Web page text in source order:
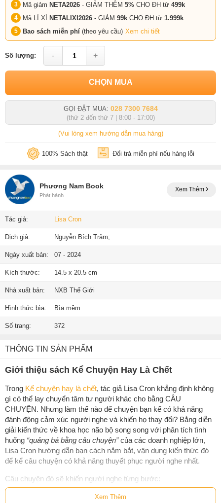
Mã giảm NETA2026 - GIẢM THÊM 5% CHO ĐH từ 499k
Mã LÌ XÌ NETALIXI2026 - GIẢM 99k CHO ĐH từ 1.999k
Bao sách miễn phí (theo yêu cầu) Xem chi tiết
Số lượng: - +
CHỌN MUA
GỌI ĐẶT MUA: 028 7300 7684
(thứ 2 đến thứ 7 | 8:00 - 17:00)
(Vui lòng xem hướng dẫn mua hàng)
100% Sách thật Đổi trả miễn phí nếu hàng lỗi
Phương Nam Book
Phát hành
Xem Thêm
Tác giả: Lisa Cron
Dịch giả: Nguyễn Bích Trâm;
Ngày xuất bản: 07 - 2024
Kích thước: 14.5 x 20.5 cm
Nhà xuất bản: NXB Thế Giới
Hình thức bìa: Bìa mềm
Số trang: 372
THÔNG TIN SẢN PHẨM
Giới thiệu sách Kể Chuyện Hay Là Chết
Trong Kể chuyện hay là chết, tác giả Lisa Cron khẳng định không
gì có thể lay chuyển tâm tư người khác cho bằng CÂU
CHUYỆN. Nhưng làm thế nào để chuyện bạn kể có khả năng
đánh động cảm xúc người nghe và khiến họ thay đổi? Bằng diễn
giải kiến thức về khoa học não bộ song song với phân tích tình
huống “quảng bá bằng câu chuyện”của các doanh nghiệp lớn,
Lisa Cron hướng dẫn bạn cách nắm bắt, vận dụng kiến thức đó
để kể câu chuyện có khả năng thuyết phục người nghe nhất.
Câu chuyện đó sẽ khiến người nghe từng bước:
Xem Thêm